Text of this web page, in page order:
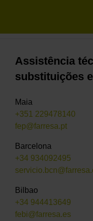
Assistência
substituições
Maia
+351 229478140
fep@farresa.pt
Barcelona
+34 934092495
Bilbao
+34 944413649
febi@farresa.es